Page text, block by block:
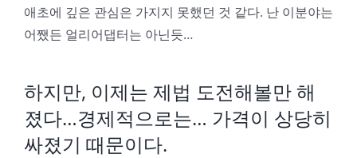
애초에 깊은 관심은 가지지 못했던 것 같다. 난 이분야는
어쨌든 얼리어댑터는 아닌듯…
하지만, 이제는 제법 도전해볼만 해
졌다…경제적으로는… 가격이 상당히
싸졌기 때문이다.